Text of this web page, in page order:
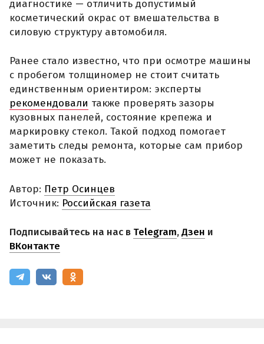
диагностике — отличить допустимый
косметический окрас от вмешательства в
силовую структуру автомобиля.
Ранее стало известно, что при осмотре машины
с пробегом толщиномер не стоит считать
единственным ориентиром: эксперты
рекомендовали также проверять зазоры
кузовных панелей, состояние крепежа и
маркировку стекол. Такой подход помогает
заметить следы ремонта, которые сам прибор
может не показать.
Автор: Петр Осинцев
Источник: Российская газета
Подписывайтесь на нас в Telegram,Дзен и
ВКонтакте